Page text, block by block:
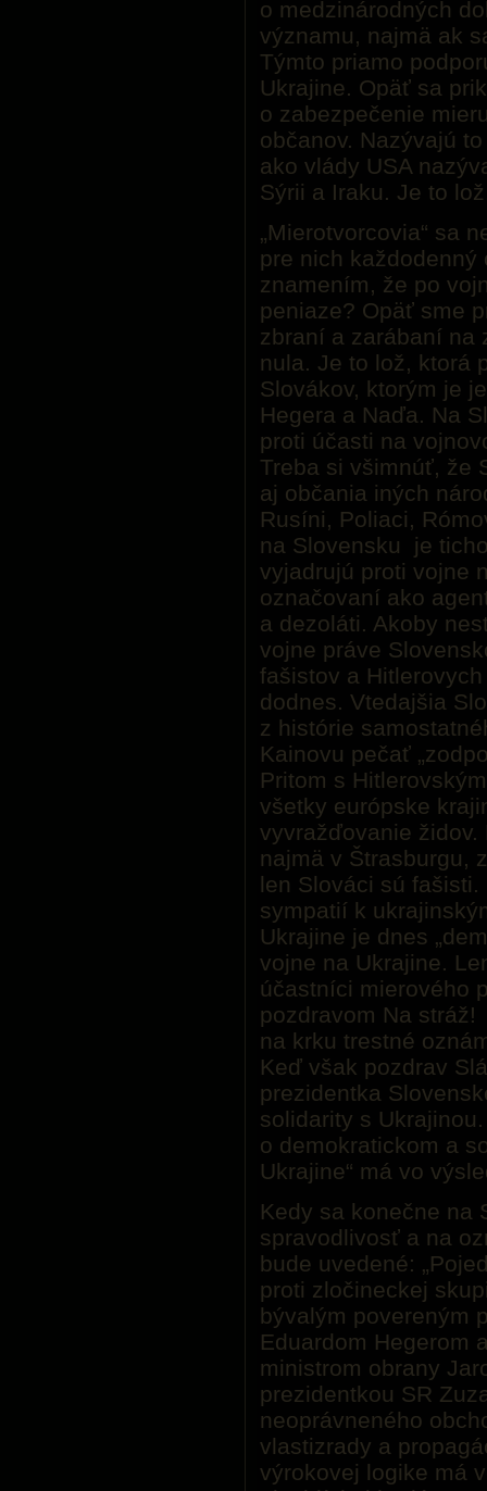
o medzinárodných
významu, najmä ak
Týmto priamo
Ukrajine. Opäť sa
o zabezpečenie
občanov. Nazývajú
ako vlády USA
Sýrii a Iraku. Je to
„Mierotvorcovia“ sa
pre nich
znamením, že po
peniaze? Opäť sme
zbraní a zarábaní na
nula. Je to lož, ktorá
Slovákov, ktorým je
Hegera a Naďa. Na
proti účasti na
Treba si všimnúť, že
aj občania iných
Rusíni, Poliaci,
na Slovensku je
vyjadrujú proti vojne
označovaní ako
a dezoláti. Akoby
vojne práve
fašistov a
dodnes. Vtedajšia
z histórie
Kainovu pečať
Pritom s
všetky európske
vyvražďovanie
najmä v Štrasburgu,
len Slováci sú
sympatií k
Ukrajine je dnes
vojne na Ukrajine.
účastníci mierového
pozdravom Na
na krku trestné
Keď však pozdrav
prezidentka
solidarity s
o demokratickom a
Ukrajine“ má vo
Kedy sa konečne na
spravodlivosť a na
bude uvedené:
proti zločineckej
bývalým povereným
Eduardom Hegerom
ministrom obrany
prezidentkou SR
neoprávneného
vlastizrady a
výrokovej logike má